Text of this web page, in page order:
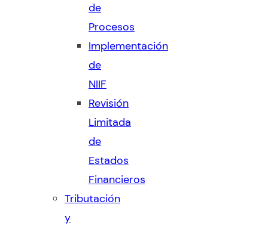
de
Procesos
Implementación
de
NIIF
Revisión
Limitada
de
Estados
Financieros
Tributación
y